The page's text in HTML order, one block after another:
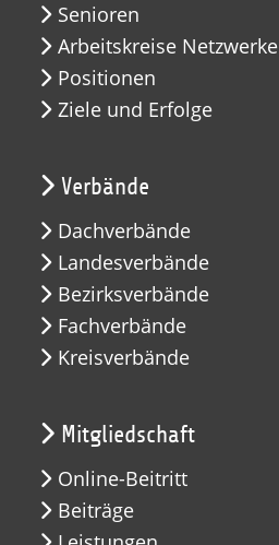
Senioren
Arbeitskreise Netzwerke
Positionen
Ziele und Erfolge
Verbände
Dachverbände
Landesverbände
Bezirksverbände
Fachverbände
Kreisverbände
Mitgliedschaft
Online-Beitritt
Beiträge